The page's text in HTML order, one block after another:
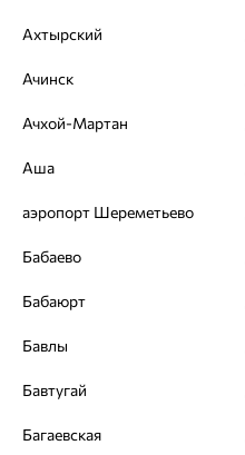
Ахтырский
Ачинск
Ачхой-Мартан
Аша
аэропорт Шереметьево
Бабаево
Бабаюрт
Бавлы
Бавтугай
Багаевская